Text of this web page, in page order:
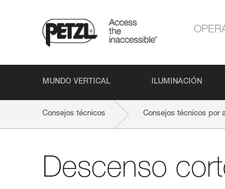
MUNDO VERTICAL ILUMINACIÓN
Consejos técnicos Consejos técnicos por
Descenso